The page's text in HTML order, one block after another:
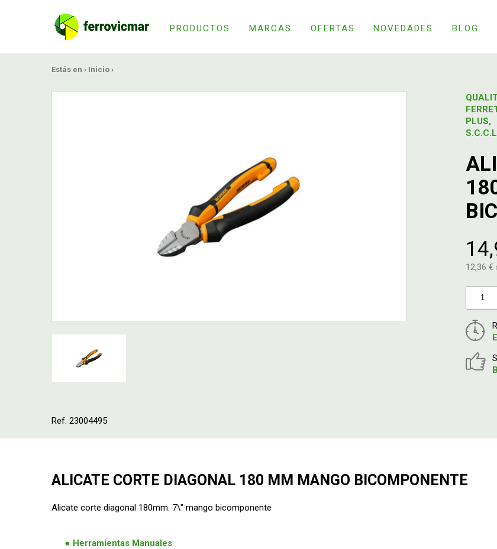
PRODUCTOS MARCAS OFERTAS NOVEDADES BLOG
Estás en › Inicio ›
Ref. 23004495
PLUS,
12,36 €
ALICATE CORTE DIAGONAL 180 MM MANGO BICOMPONENTE
Alicate corte diagonal 180mm. 7\" mango bicomponente
Herramientas Manuales